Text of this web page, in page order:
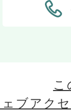
こ
ェブアク